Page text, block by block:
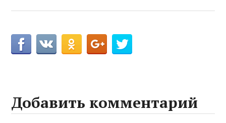
Добавить комментарий